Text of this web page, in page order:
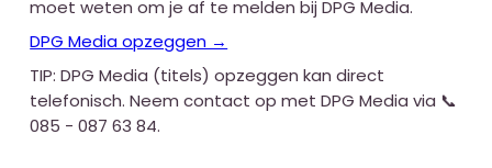
moet weten om je af te melden bij DPG Media.
DPG Media opzeggen →
TIP: DPG Media (titels) opzeggen kan direct
telefonisch. Neem contact op met DPG Media via 📞
085 - 087 63 84.